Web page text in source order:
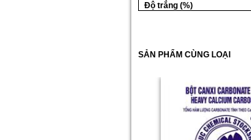
Độ trắng (%)
SẢN PHẨM CÙNG LOẠI